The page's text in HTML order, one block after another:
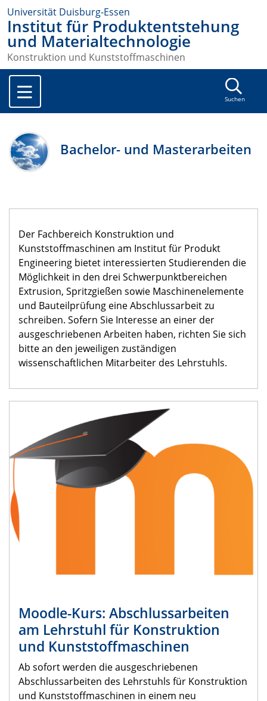
Universität Duisburg-Essen
Institut für Produktentstehung
und Materialtechnologie
Konstruktion und Kunststoffmaschinen
Suchen
Bachelor- und Masterarbeiten
Der Fachbereich Konstruktion und
Kunststoffmaschinen am Institut für Produkt
Engineering bietet interessierten Studierenden die
Möglichkeit in den drei Schwerpunktbereichen
Extrusion, Spritzgießen sowie Maschinenelemente
und Bauteilprüfung eine Abschlussarbeit zu
schreiben. Sofern Sie Interesse an einer der
ausgeschriebenen Arbeiten haben, richten Sie sich
bitte an den jeweiligen zuständigen
wissenschaftlichen Mitarbeiter des Lehrstuhls.
Moodle-Kurs: Abschlussarbeiten
am Lehrstuhl für Konstruktion
und Kunststoffmaschinen
Ab sofort werden die ausgeschriebenen
Abschlussarbeiten des Lehrstuhls für Konstruktion
und Kunststoffmaschinen in einem neu